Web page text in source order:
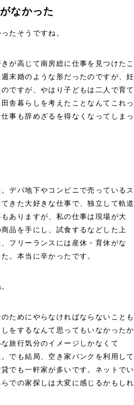
なかった
たそうですね。
が高じて南房総に仕事を見つけたこ
末婚のような形だったのですが、妊
ですが、やはり子どもは二人で育て
舎暮らしを考えたことなんてこれっ
事も辞めざるを得なくなってしまっ
デパ地下やコンビニで売っているス
きた大好きな仕事で、独立して軌道
ありますが、私の仕事は現場が大
品を手にし、試食するなどした上
フリーランスには産休・育休がな
。本当に辛かったです。
ためにやらなければならないことも
をするなんて思ってもいなかったか
旅行気分のイメージしかなくて
でも結局、空き家バンクを利用して
でも一軒家が多いです。ネットでい
での家探しは大変に感じるかもしれ